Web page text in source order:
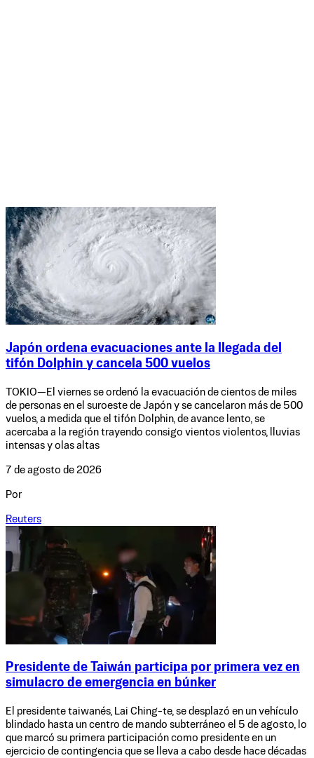
Japón ordena evacuaciones ante la llegada del
tifón Dolphin y cancela 500 vuelos
TOKIO—El viernes se ordenó la evacuación de cientos de miles
de personas en el suroeste de Japón y se cancelaron más de 500
vuelos, a medida que el tifón Dolphin, de avance lento, se
acercaba a la región trayendo consigo vientos violentos, lluvias
intensas y olas altas
7 de agosto de 2026
Por
Reuters
Presidente de Taiwán participa por primera vez en
simulacro de emergencia en búnker
El presidente taiwanés, Lai Ching-te, se desplazó en un vehículo
blindado hasta un centro de mando subterráneo el 5 de agosto, lo
que marcó su primera participación como presidente en un
ejercicio de contingencia que se lleva a cabo desde hace décadas